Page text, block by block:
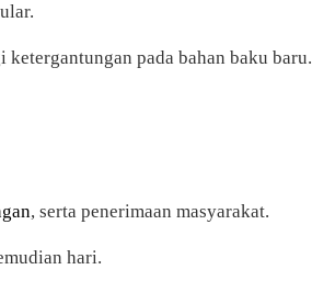
pada bahan baku baru.
, serta penerimaan masyarakat.
hari.